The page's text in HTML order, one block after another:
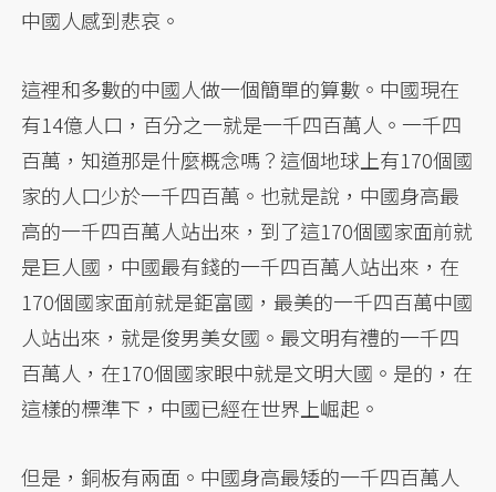
中國人感到悲哀。
這裡和多數的中國人做一個簡單的算數。中國現在
有14億人口，百分之一就是一千四百萬人。一千四
百萬，知道那是什麼概念嗎？這個地球上有170個國
家的人口少於一千四百萬。也就是說，中國身高最
高的一千四百萬人站出來，到了這170個國家面前就
是巨人國，中國最有錢的一千四百萬人站出來，在
170個國家面前就是鉅富國，最美的一千四百萬中國
人站出來，就是俊男美女國。最文明有禮的一千四
百萬人，在170個國家眼中就是文明大國。是的，在
這樣的標準下，中國已經在世界上崛起。
但是，銅板有兩面。中國身高最矮的一千四百萬人